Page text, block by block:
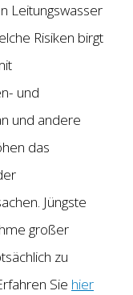
Leitungswasser
Risiken birgt
und
und andere
das
Jüngste
großer
zu
Sie hier